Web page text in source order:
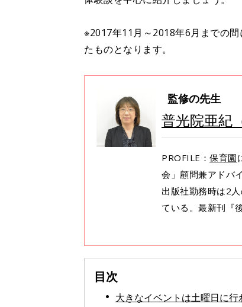
※2017年11月～2018年6月までの
たものとなります。
監修の先生
普光院亜紀
PROFILE： 保育園
会」顧問兼アドバ
出版社勤務時は2
ている。最新刊『
目次
大きなイベントは土曜日に